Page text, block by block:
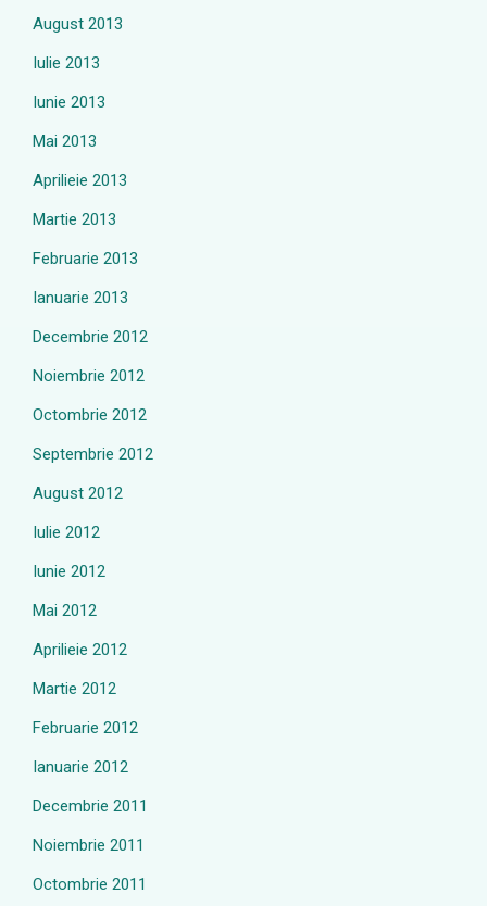
August 2013
Iulie 2013
Iunie 2013
Mai 2013
Aprilieie 2013
Martie 2013
Februarie 2013
Ianuarie 2013
Decembrie 2012
Noiembrie 2012
Octombrie 2012
Septembrie 2012
August 2012
Iulie 2012
Iunie 2012
Mai 2012
Aprilieie 2012
Martie 2012
Februarie 2012
Ianuarie 2012
Decembrie 2011
Noiembrie 2011
Octombrie 2011